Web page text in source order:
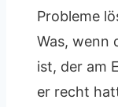
Probleme
Was, wenn
ist, der am
er recht